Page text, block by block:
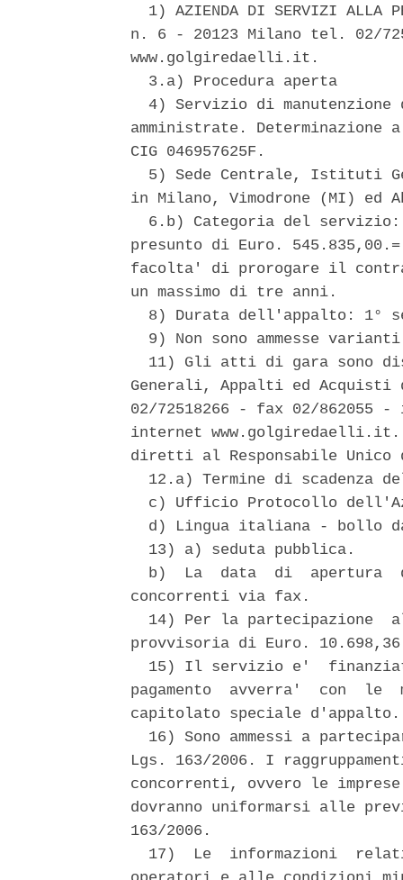
1) AZIENDA DI SERVIZI ALLA
n. 6 - 20123 Milano tel. 02/
www.golgiredaelli.it.
  3.a) Procedura aperta
4) Servizio di manutenzione
amministrate.
CIG 046957625F.
5) Sede Centrale, Istituti
in Milano, Vimodrone (MI) ed
6.b) Categoria del
presunto di Euro.
facolta' di prorogare il
un massimo di tre anni.
8) Durata dell'appalto: 1°
9) Non sono ammesse
11) Gli atti di gara sono
Generali, Appalti ed
02/72518266 - fax 02/
internet www.golgiredaelli.it.
diretti al Responsabile Unico
12.a) Termine di scadenza
c) Ufficio Protocollo
d) Lingua italiana - bollo
  13) a) seduta pubblica.
b)  La  data  di  apertura
concorrenti via fax.
14) Per la partecipazione
provvisoria di Euro.
15) Il servizio e'
pagamento  avverra'  con
capitolato speciale
16) Sono ammessi a
Lgs. 163/2006. I
concorrenti, ovvero le
dovranno uniformarsi alle
163/2006.
17)  Le  informazioni